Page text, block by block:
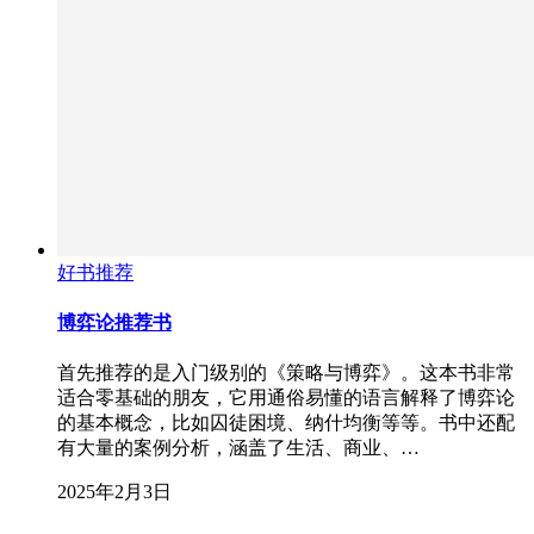
好书推荐
博弈论推荐书
首先推荐的是入门级别的《策略与博弈》。这本书非常
适合零基础的朋友，它用通俗易懂的语言解释了博弈论
的基本概念，比如囚徒困境、纳什均衡等等。书中还配
有大量的案例分析，涵盖了生活、商业、…
2025年2月3日